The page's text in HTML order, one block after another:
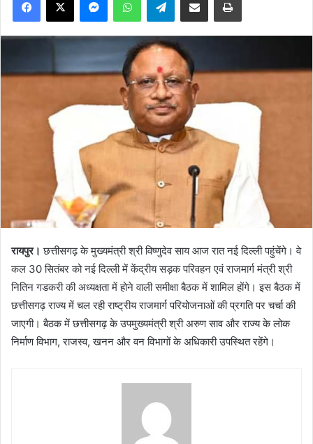
रायपुर। छत्तीसगढ़ के मुख्यमंत्री श्री विष्णुदेव साय आज रात नई दिल्ली पहुंचेंगे। वे
कल 30 सितंबर को नई दिल्ली में केंद्रीय सड़क परिवहन एवं राजमार्ग मंत्री श्री
नितिन गडकरी की अध्यक्षता में होने वाली समीक्षा बैठक में शामिल होंगे। इस बैठक में
छत्तीसगढ़ राज्य में चल रही राष्ट्रीय राजमार्ग परियोजनाओं की प्रगति पर चर्चा की
जाएगी। बैठक में छत्तीसगढ़ के उपमुख्यमंत्री श्री अरुण साव और राज्य के लोक
निर्माण विभाग, राजस्व, खनन और वन विभागों के अधिकारी उपस्थित रहेंगे।